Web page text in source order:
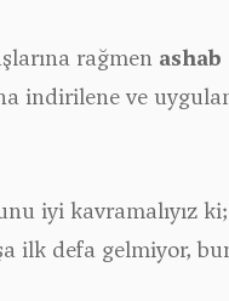
rağmen ashab
indirilene ve
iyi
ilk defa gelmiyor,